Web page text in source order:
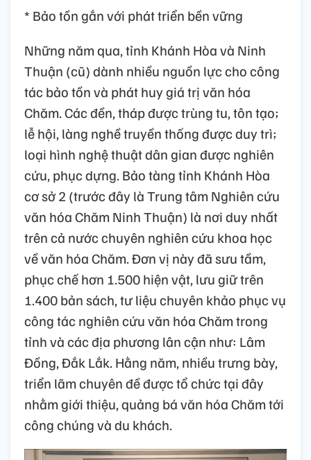
* Bảo tồn gắn với phát triển bền vững
Những năm qua, tỉnh Khánh Hòa và Ninh
Thuận (cũ) dành nhiều nguồn lực cho công
tác bảo tồn và phát huy giá trị văn hóa
Chăm. Các đền, tháp được trùng tu, tôn tạo;
lễ hội, làng nghề truyền thống được duy trì;
loại hình nghệ thuật dân gian được nghiên
cứu, phục dựng. Bảo tàng tỉnh Khánh Hòa
cơ sở 2 (trước đây là Trung tâm Nghiên cứu
văn hóa Chăm Ninh Thuận) là nơi duy nhất
trên cả nước chuyên nghiên cứu khoa học
về văn hóa Chăm. Đơn vị này đã sưu tầm,
phục chế hơn 1.500 hiện vật, lưu giữ trên
1.400 bản sách, tư liệu chuyên khảo phục vụ
công tác nghiên cứu văn hóa Chăm trong
tỉnh và các địa phương lân cận như: Lâm
Đồng, Đắk Lắk. Hằng năm, nhiều trưng bày,
triển lãm chuyên đề được tổ chức tại đây
nhằm giới thiệu, quảng bá văn hóa Chăm tới
công chúng và du khách.